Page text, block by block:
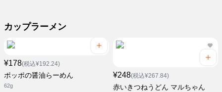
カップラーメン
¥178(税込¥192.24)
ポッポの醤油らーめん
62g
¥248(税込¥267.84)
赤いきつねうどん マルちゃん